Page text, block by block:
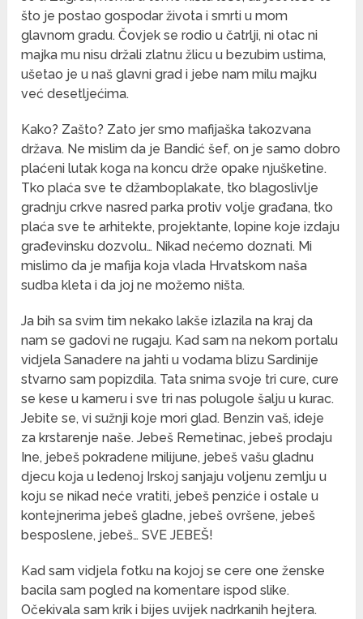
što je postao gospodar života i smrti u mom
glavnom gradu. Čovjek se rodio u čatrlji, ni otac ni
majka mu nisu držali zlatnu žlicu u bezubim ustima,
ušetao je u naš glavni grad i jebe nam milu majku
već desetljećima.
Kako? Zašto? Zato jer smo mafijaška takozvana
država. Ne mislim da je Bandić šef, on je samo dobro
plaćeni lutak koga na koncu drže opake njušketine.
Tko plaća sve te džamboplakate, tko blagoslivlje
gradnju crkve nasred parka protiv volje građana, tko
plaća sve te arhitekte, projektante, lopine koje izdaju
građevinsku dozvolu… Nikad nećemo doznati. Mi
mislimo da je mafija koja vlada Hrvatskom naša
sudba kleta i da joj ne možemo ništa.
Ja bih sa svim tim nekako lakše izlazila na kraj da
nam se gadovi ne rugaju. Kad sam na nekom portalu
vidjela Sanadere na jahti u vodama blizu Sardinije
stvarno sam popizdila. Tata snima svoje tri cure, cure
se kese u kameru i sve tri nas polugole šalju u kurac.
Jebite se, vi sužnji koje mori glad. Benzin vaš, ideje
za krstarenje naše. Jebeš Remetinac, jebeš prodaju
Ine, jebeš pokradene milijune, jebeš vašu gladnu
djecu koja u ledenoj Irskoj sanjaju voljenu zemlju u
koju se nikad neće vratiti, jebeš penziće i ostale u
kontejnerima jebeš gladne, jebeš ovršene, jebeš
besposlene, jebeš… SVE JEBEŠ!
Kad sam vidjela fotku na kojoj se cere one ženske
bacila sam pogled na komentare ispod slike.
Očekivala sam krik i bijes uvijek nadrkanih hejtera.